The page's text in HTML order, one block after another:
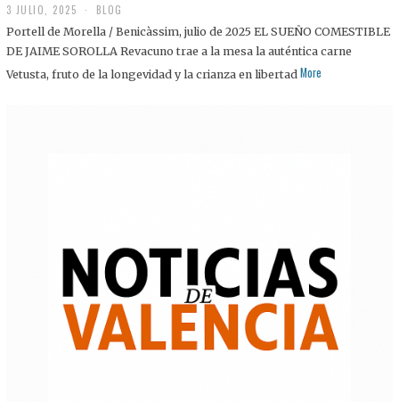
3 JULIO, 2025
J
U
I
BLOG
Portell de Morella / Benicàssim, julio de 2025 EL SUEÑO COMESTIBLE
DE JAIME SOROLLA Revacuno trae a la mesa la auténtica carne
Vetusta, fruto de la longevidad y la crianza en libertad More